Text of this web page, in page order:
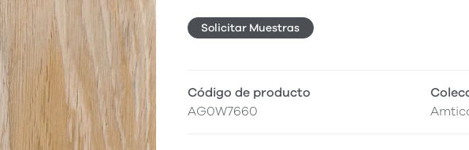
Solicitar Muestras
Código de producto
AG0W7660